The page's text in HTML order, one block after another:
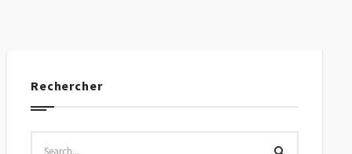
Rechercher